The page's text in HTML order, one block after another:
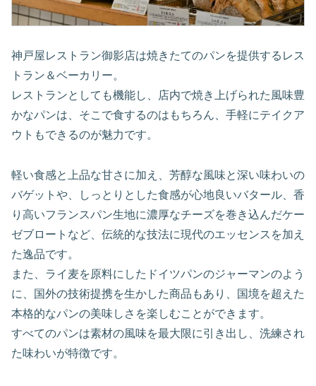
神戸屋レストラン御影店は焼きたてのパンを提供するレス
トラン＆ベーカリー。
レストランとしても機能し、店内で焼き上げられた風味豊
かなパンは、そこで食するのはもちろん、手軽にテイクア
ウトもできるのが魅力です。
軽い食感と上品な甘さに加え、芳醇な風味と深い味わいの
バゲットや、しっとりとした食感が心地良いバタール、香
り高いフランスパン生地に濃厚なチーズを巻き込んだケー
ゼブロートなど、伝統的な技法に現代のエッセンスを加え
た逸品です。
また、ライ麦を原料にしたドイツパンのジャーマンのよう
に、国外の技術提携を生かした商品もあり、国境を超えた
本格的なパンの美味しさを楽しむことができます。
すべてのパンは素材の風味を最大限に引き出し、洗練され
た味わいが特徴です。